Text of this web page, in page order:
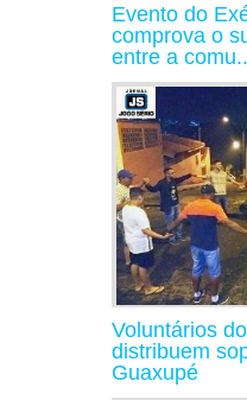
Evento do
comprova o
entre a
Voluntários
distribuem
Guaxupé